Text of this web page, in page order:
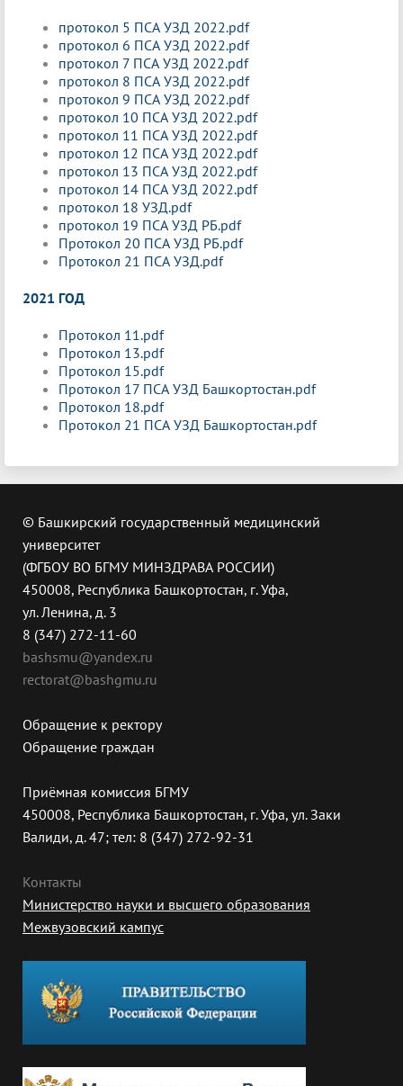
протокол 5 ПСА УЗД 2022.pdf
протокол 6 ПСА УЗД 2022.pdf
протокол 7 ПСА УЗД 2022.pdf
протокол 8 ПСА УЗД 2022.pdf
протокол 9 ПСА УЗД 2022.pdf
протокол 10 ПСА УЗД 2022.pdf
протокол 11 ПСА УЗД 2022.pdf
протокол 12 ПСА УЗД 2022.pdf
протокол 13 ПСА УЗД 2022.pdf
протокол 14 ПСА УЗД 2022.pdf
протокол 18 УЗД.pdf
протокол 19 ПСА УЗД РБ.pdf
Протокол 20 ПСА УЗД РБ.pdf
Протокол 21 ПСА УЗД.pdf
2021 ГОД
Протокол 11.pdf
Протокол 13.pdf
Протокол 15.pdf
Протокол 17 ПСА УЗД Башкортостан.pdf
Протокол 18.pdf
Протокол 21 ПСА УЗД Башкортостан.pdf
© Башкирский государственный медицинский
университет
(ФГБОУ ВО БГМУ МИНЗДРАВА РОССИИ)
450008, Республика Башкортостан, г. Уфа,
ул. Ленина, д. 3
8 (347) 272-11-60
bashsmu@yandex.ru
rectorat@bashgmu.ru
Обращение к ректору
Обращение граждан
Приёмная комиссия БГМУ
450008, Республика Башкортостан, г. Уфа, ул. Заки
Валиди, д. 47; тел: 8 (347) 272-92-31
Контакты
Министерство науки и высшего образования
Межвузовский кампус